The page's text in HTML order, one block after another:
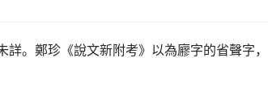
。鄭珍《說文新附考》以為廫字的省聲字